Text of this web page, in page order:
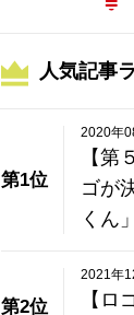
人気記事
第1位
2020年
【第
ゴが
くん
第2位
2021年
【ロ